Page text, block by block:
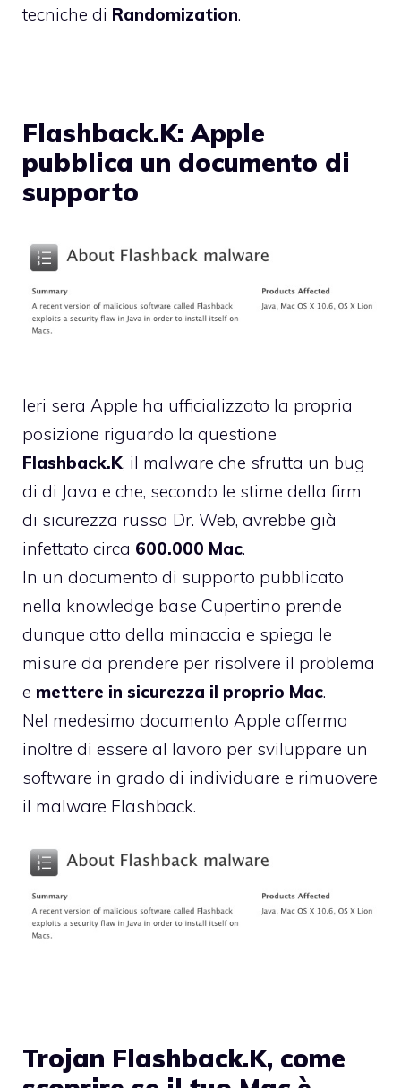
tecniche di Randomization.
Flashback.K: Apple
pubblica un documento di
supporto
Ieri sera Apple ha ufficializzato la propria
posizione riguardo la questione
Flashback.K, il malware che sfrutta un bug
di di Java e che, secondo le stime della firm
di sicurezza russa Dr. Web, avrebbe già
infettato circa 600.000 Mac.
In un documento di supporto pubblicato
nella knowledge base Cupertino prende
dunque atto della minaccia e spiega le
misure da prendere per risolvere il problema
e mettere in sicurezza il proprio Mac.
Nel medesimo documento Apple afferma
inoltre di essere al lavoro per sviluppare un
software in grado di individuare e rimuovere
il malware Flashback.
Trojan Flashback.K, come